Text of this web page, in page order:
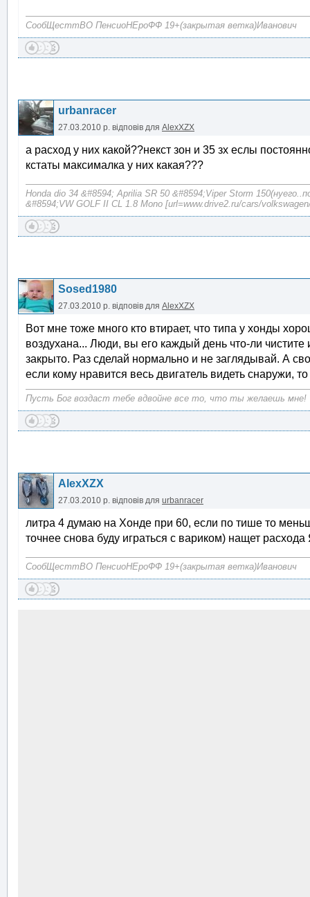
СообЩесттВО ПенсиоНЕроФФ 19+(закрытая ветка)Иванович
urbanracer
27.03.2010 р. відповів для AlexXZX
а расход у них какой??некст зон и 35 зх еслы
кстаты максималка у них какая???
Honda dio 34 &#8594; Aprilia SR 50 &#8594;Viper Storm
&#8594;VW GOLF II CL 1.8 Mono [url=www.drive2.ru/cars/
Sosed1980
27.03.2010 р. відповів для AlexXZX
Вот мне тоже много кто втирает, что типа у хонды
воздухана... Люди, вы его каждый день что-ли
закрыто. Раз сделай нормально и не заглядывай. А
если кому нравится весь двигатель видеть снаружи,
Пусть Бог воздаст тебе вдвойне все то, что ты желаешь мне!
AlexXZX
27.03.2010 р. відповів для urbanracer
литра 4 думаю на Хонде при 60, если по тише то
точнее снова буду играться с вариком) нащет
СообЩесттВО ПенсиоНЕроФФ 19+(закрытая ветка)Иванович